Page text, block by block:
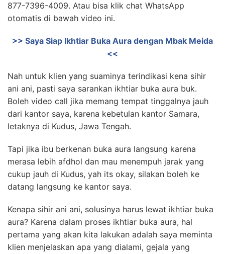
877-7396-4009. Atau bisa klik chat WhatsApp
otomatis di bawah video ini.
>> Saya Siap Ikhtiar Buka Aura dengan Mbak Meida
<<
Nah untuk klien yang suaminya terindikasi kena sihir
ani ani, pasti saya sarankan ikhtiar buka aura buk.
Boleh video call jika memang tempat tinggalnya jauh
dari kantor saya, karena kebetulan kantor Samara,
letaknya di Kudus, Jawa Tengah.
Tapi jika ibu berkenan buka aura langsung karena
merasa lebih afdhol dan mau menempuh jarak yang
cukup jauh di Kudus, yah its okay, silakan boleh ke
datang langsung ke kantor saya.
Kenapa sihir ani ani, solusinya harus lewat ikhtiar buka
aura? Karena dalam proses ikhtiar buka aura, hal
pertama yang akan kita lakukan adalah saya meminta
klien menjelaskan apa yang dialami, gejala yang